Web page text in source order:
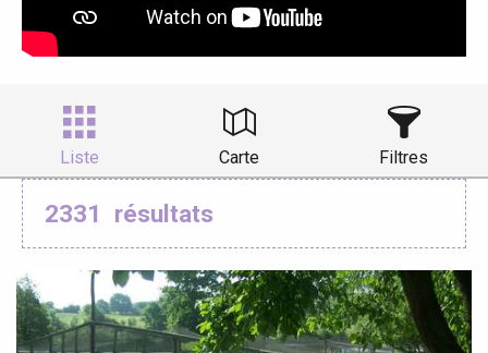
Liste Carte Filtres
2331 résultats